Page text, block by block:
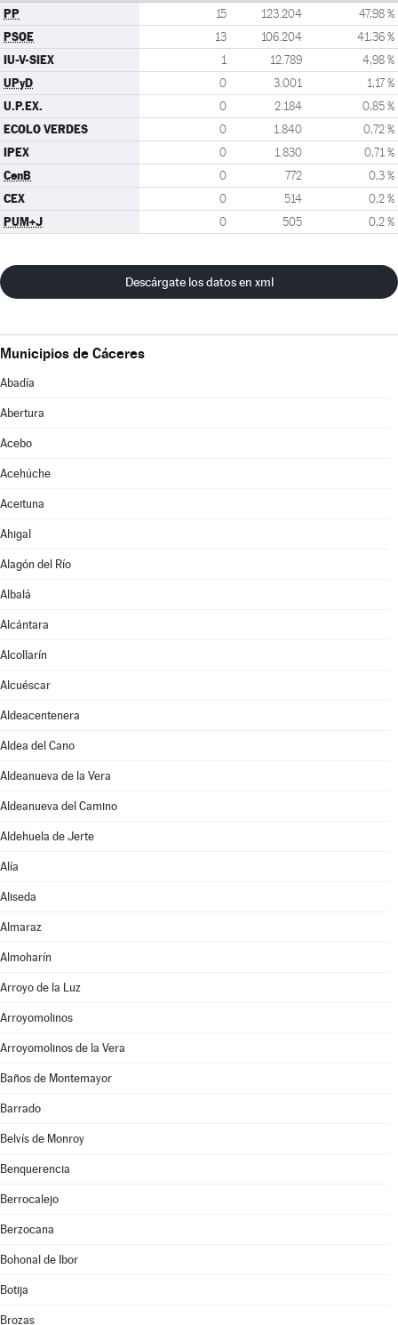
PP 15 123.204 47,98 %
PSOE 13 106.204 41,36 %
IU-V-SIEX 1 12.789 4,98 %
UPyD 0 3.001 1,17 %
U.P.EX. 0 2.184 0,85 %
ECOLO VERDES 0 1.840 0,72 %
IPEX 0 1.830 0,71 %
CenB 0 772 0,3 %
CEX 0 514 0,2 %
PUM+J 0 505 0,2 %
Descárgate los datos en xml
Municipios de Cáceres
Abadía
Abertura
Acebo
Acehúche
Aceituna
Ahigal
Alagón del Río
Albalá
Alcántara
Alcollarín
Alcuéscar
Aldeacentenera
Aldea del Cano
Aldeanueva de la Vera
Aldeanueva del Camino
Aldehuela de Jerte
Alía
Aliseda
Almaraz
Almoharín
Arroyo de la Luz
Arroyomolinos
Arroyomolinos de la Vera
Baños de Montemayor
Barrado
Belvís de Monroy
Benquerencia
Berrocalejo
Berzocana
Bohonal de Ibor
Botija
Brozas